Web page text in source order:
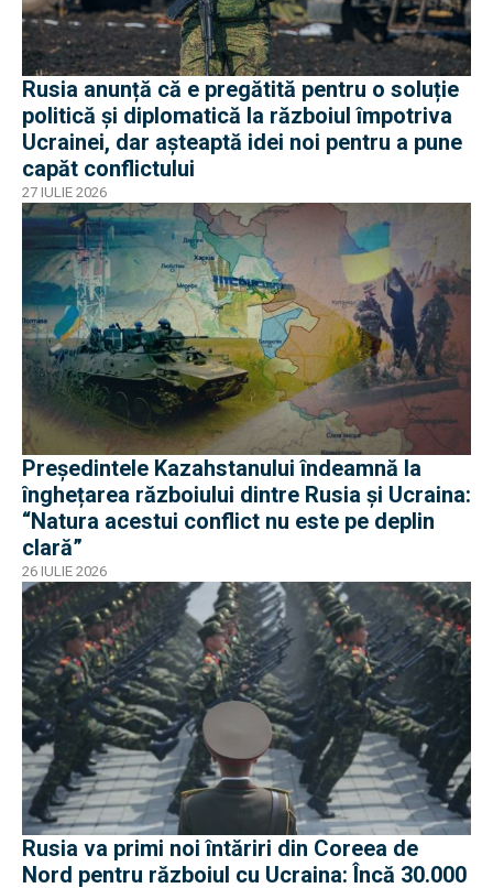
Rusia anunță că e pregătită pentru o soluție
politică și diplomatică la războiul împotriva
Ucrainei, dar așteaptă idei noi pentru a pune
capăt conflictului
27 IULIE 2026
Președintele Kazahstanului îndeamnă la
înghețarea războiului dintre Rusia și Ucraina:
“Natura acestui conflict nu este pe deplin
clară”
26 IULIE 2026
Rusia va primi noi întăriri din Coreea de
Nord pentru războiul cu Ucraina: Încă 30.000